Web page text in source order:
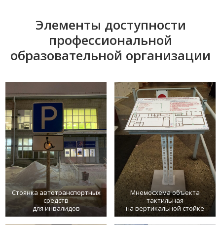
Элементы доступности
профессиональной
образовательной организации
Стоянка автотранспортных
средств
для инвалидов
Мнемосхема объекта
тактильная
на вертикальной стойке